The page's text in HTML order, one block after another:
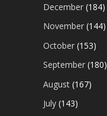
December(184)
November(144)
October(153)
September(180)
August(167)
July(143)